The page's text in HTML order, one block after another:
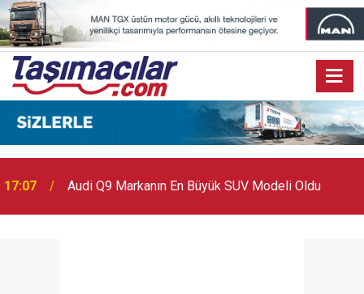
17:07 Audi Q9 Markanın En Büyük SUV Modeli Oldu